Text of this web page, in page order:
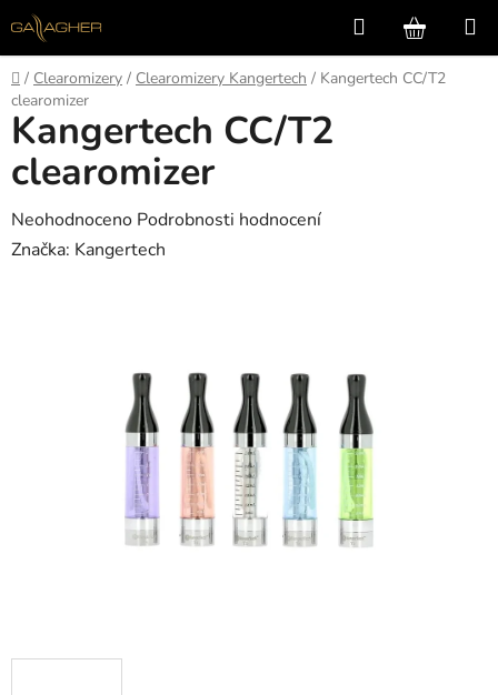
Přejít
na
obsah
Hledat
KOŠÍK
Domů
/ Clearomizery / Clearomizery Kangertech / Kangertech CC/T2
clearomizer
Kangertech CC/T2
clearomizer
Průměrné
hodnocení
Neohodnoceno Podrobnosti hodnocení
Značka: Kangertech